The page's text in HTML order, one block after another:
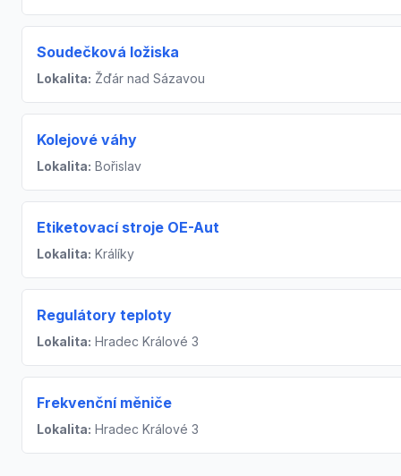
Soudečková ložiska
Lokalita: Žďár nad Sázavou
Kolejové váhy
Lokalita: Bořislav
Etiketovací stroje OE-Aut
Lokalita: Králíky
Regulátory teploty
Lokalita: Hradec Králové 3
Frekvenční měniče
Lokalita: Hradec Králové 3